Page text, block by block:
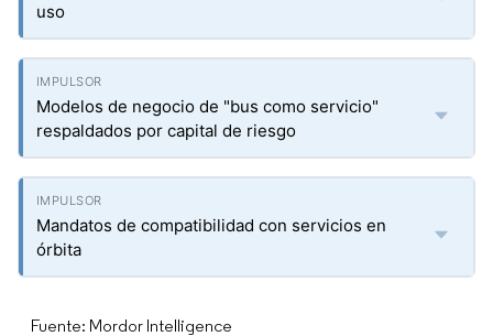
uso
Modelos de negocio de "bus como servicio"
respaldados por capital de riesgo
Mandatos de compatibilidad con servicios en
órbita
Fuente: Mordor Intelligence